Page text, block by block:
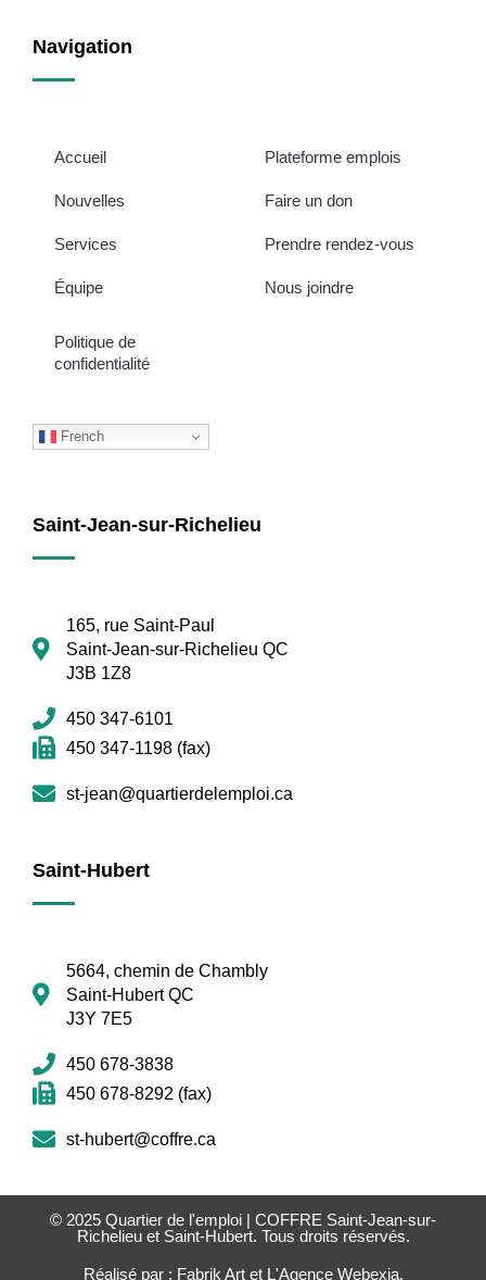
Navigation
Accueil
Nouvelles
Services
Équipe
Plateforme emplois
Faire un don
Prendre rendez-vous
Nous joindre
Politique de
confidentialité
French
Saint-Jean-sur-Richelieu
165, rue Saint-Paul
Saint-Jean-sur-Richelieu QC
J3B 1Z8
450 347-6101
450 347-1198 (fax)
st-jean@quartierdelemploi.ca
Saint-Hubert
5664, chemin de Chambly
Saint-Hubert QC
J3Y 7E5
450 678-3838
450 678-8292 (fax)
st-hubert@coffre.ca
© 2025 Quartier de l'emploi | COFFRE Saint-Jean-sur-
Richelieu et Saint-Hubert. Tous droits réservés.
Réalisé par : Fabrik Artet L'Agence Webexia.